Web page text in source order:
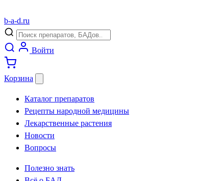
b-a-d.ru
Войти
Корзина
Каталог препаратов
Рецепты народной медицины
Лекарственные растения
Новости
Вопросы
Полезно знать